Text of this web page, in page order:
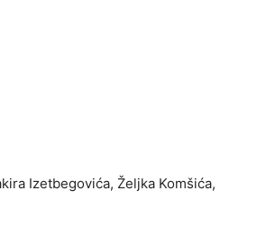
Izetbegovića, Željka Komšića,